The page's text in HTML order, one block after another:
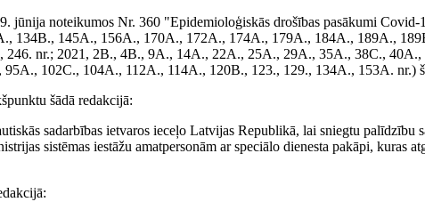
jūnija noteikumos Nr. 360 "Epidemioloģiskās drošības pasākumi
134B., 145A., 156A., 170A., 172A., 174A., 179A., 184A., 189A.,
nr.; 2021, 2B., 4B., 9A., 14A., 22A., 25A., 29A., 35A., 38C.,
102C., 104A., 112A., 114A., 120B., 123., 129., 134A., 153A. nr.)
šādā redakcijā:
sadarbības ietvaros ieceļo Latvijas Republikā, lai sniegtu palīdzību
sistēmas iestāžu amatpersonām ar speciālo dienesta pakāpi, kuras